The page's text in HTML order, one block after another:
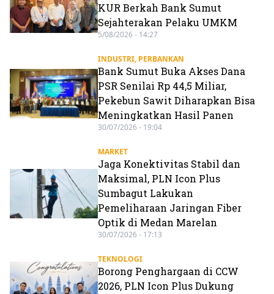
KUR Berkah Bank Sumut
Sejahterakan Pelaku UMKM
5/08/2026 - 14:27
INDUSTRI, PERBANKAN
Bank Sumut Buka Akses Dana
PSR Senilai Rp 44,5 Miliar,
Pekebun Sawit Diharapkan Bisa
Meningkatkan Hasil Panen
30/07/2026 - 19:04
MARKET
Jaga Konektivitas Stabil dan
Maksimal, PLN Icon Plus
Sumbagut Lakukan
Pemeliharaan Jaringan Fiber
Optik di Medan Marelan
30/07/2026 - 17:13
TEKNOLOGI
Borong Penghargaan di CCW
2026, PLN Icon Plus Dukung